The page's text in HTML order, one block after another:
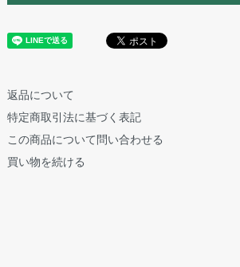
返品について
特定商取引法に基づく表記
この商品について問い合わせる
買い物を続ける